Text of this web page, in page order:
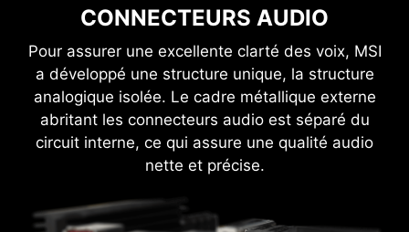
CONNECTEURS AUDIO
Pour assurer une excellente clarté des voix, MSI
a développé une structure unique, la structure
analogique isolée. Le cadre métallique externe
abritant les connecteurs audio est séparé du
circuit interne, ce qui assure une qualité audio
nette et précise.
Flamme Respiration
Game Boost AI Boost
paramètres manuellement en les optimisant
automatiquement de manière intelligente.
INTERFACE UTILISATEUR
EXCLUSIVE D'AIDA64 EXTREME
Les cartes mères MSI vous proposent une